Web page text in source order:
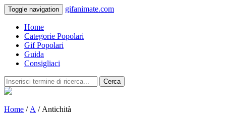
Toggle navigation gifanimate.com
Home
Categorie Popolari
Gif Popolari
Guida
Consigliaci
Cerca
Home / A / Antichità